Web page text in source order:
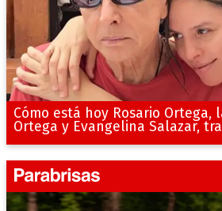
Cómo está hoy Rosario Ortega,
Ortega y Evangelina Salazar,